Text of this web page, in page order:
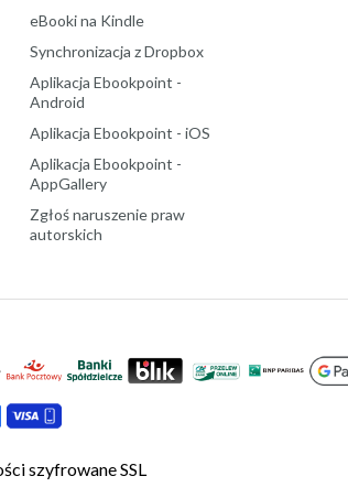
eBooki na Kindle
Synchronizacja z Dropbox
Aplikacja Ebookpoint -
Android
Aplikacja Ebookpoint - iOS
Aplikacja Ebookpoint -
AppGallery
Zgłoś naruszenie praw
autorskich
szyfrowane SSL